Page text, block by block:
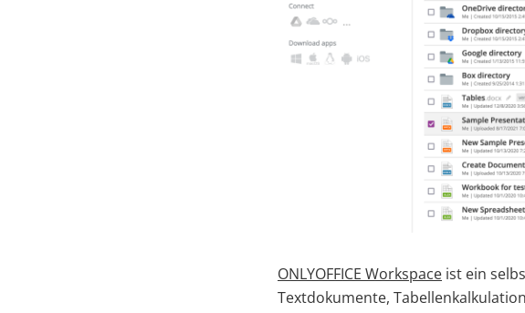
ONLYOFFICE Workspace ist ein
Textdokumente,